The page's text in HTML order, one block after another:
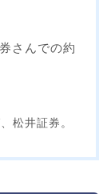
さんでの約
松井証券。